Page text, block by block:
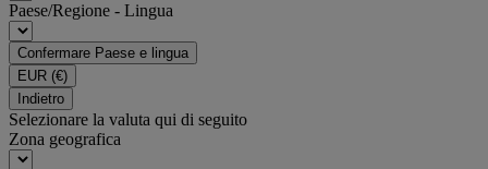
Paese/Regione - Lingua
Confermare Paese e lingua
EUR (€)
Indietro
Selezionare la valuta qui di seguito
Zona geografica